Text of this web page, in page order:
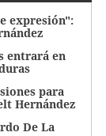
expresión":
entrará en
para
Hernández
De La